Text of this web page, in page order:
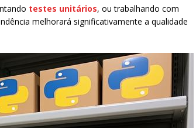
testes unitários, ou trabalhando com
melhorará significativamente a qualidade